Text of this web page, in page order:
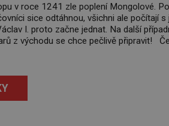
v roce 1241 zle poplení Mongolové.
sice odtáhnou, všichni ale počítají s
I. proto začne jednat. Na další
z východu se chce pečlivě připravit!